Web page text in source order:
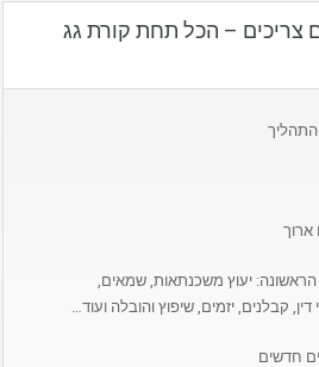
צריכים – הכל תחת קורת גג
התהליך
ארוך
יעוץ משכנתאות, שמאים,
קבלנים, יזמים, שיפוץ והובלה ועוד…
חדשים